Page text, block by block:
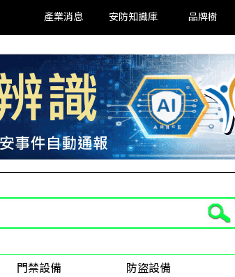
產業消息 安防知識庫 品牌樹
門禁設備 防盜設備